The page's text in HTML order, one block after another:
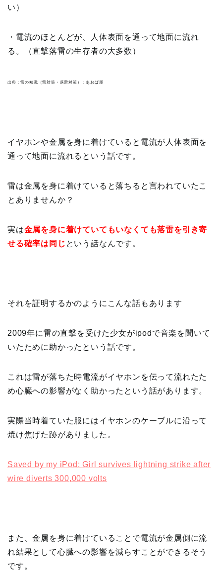
い）
・電流のほとんどが、人体表面を通って地面に流れ
る。（直撃落雷の生存者の大多数）
出典：雷の知識（雷対策・落雷対策）：あおば屋
イヤホンや金属を身に着けていると電流が人体表面を
通って地面に流れるという話です。
雷は金属を身に着けていると落ちると言われていたこ
とありませんか？
実は金属を身に着けていてもいなくても落雷を引き寄
せる確率は同じ という話なんです。
それを証明するかのようにこんな話もあります
2009年に雷の直撃を受けた少女がipodで音楽を聞いて
いたために助かったという話です。
これは雷が落ちた時電流がイヤホンを伝って流れたた
め心臓への影響がなく助かったという話があります。
実際当時着ていた服にはイヤホンのケーブルに沿って
焼け焦げた跡がありました。
Saved by my iPod: Girl survives lightning strike after
wire diverts 300,000 volts
また、金属を身に着けていることで電流が金属側に流
れ結果として心臓への影響を減らすことができるそう
です。